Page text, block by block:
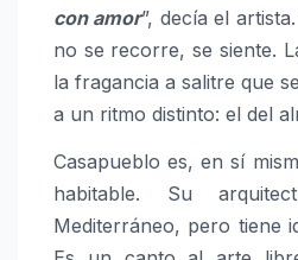
con amor”, decía el
no se recorre, se siente.
la fragancia a salitre que
a un ritmo distinto: el del
Casapueblo es, en sí
habitable. Su
Mediterráneo, pero tiene